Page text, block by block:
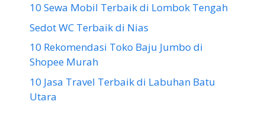
10 Sewa Mobil Terbaik di Lombok Tengah
Sedot WC Terbaik di Nias
10 Rekomendasi Toko Baju Jumbo di
Shopee Murah
10 Jasa Travel Terbaik di Labuhan Batu
Utara